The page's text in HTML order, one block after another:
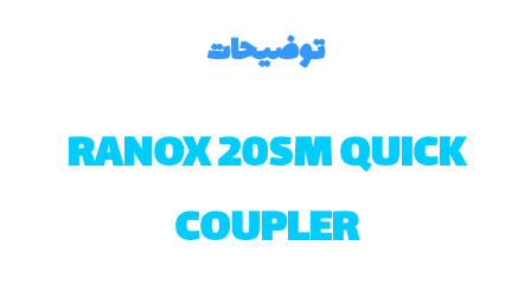
توضیحات
RANOX 20SM QUICK
COUPLER